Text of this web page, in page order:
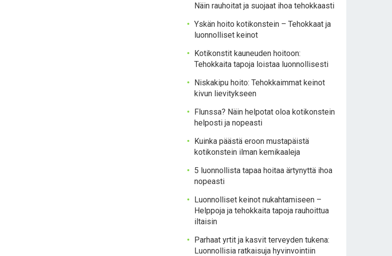
Näin rauhoitat ja suojaat ihoa tehokkaasti
Yskän hoito kotikonstein – Tehokkaat ja
luonnolliset keinot
Kotikonstit kauneuden hoitoon:
Tehokkaita tapoja loistaa luonnollisesti
Niskakipu hoito: Tehokkaimmat keinot
kivun lievitykseen
Flunssa? Näin helpotat oloa kotikonstein
helposti ja nopeasti
Kuinka päästä eroon mustapäistä
kotikonstein ilman kemikaaleja
5 luonnollista tapaa hoitaa ärtynyttä ihoa
nopeasti
Luonnolliset keinot nukahtamiseen –
Helppoja ja tehokkaita tapoja rauhoittua
iltaisin
Parhaat yrtit ja kasvit terveyden tukena:
Luonnollisia ratkaisuja hyvinvointiin